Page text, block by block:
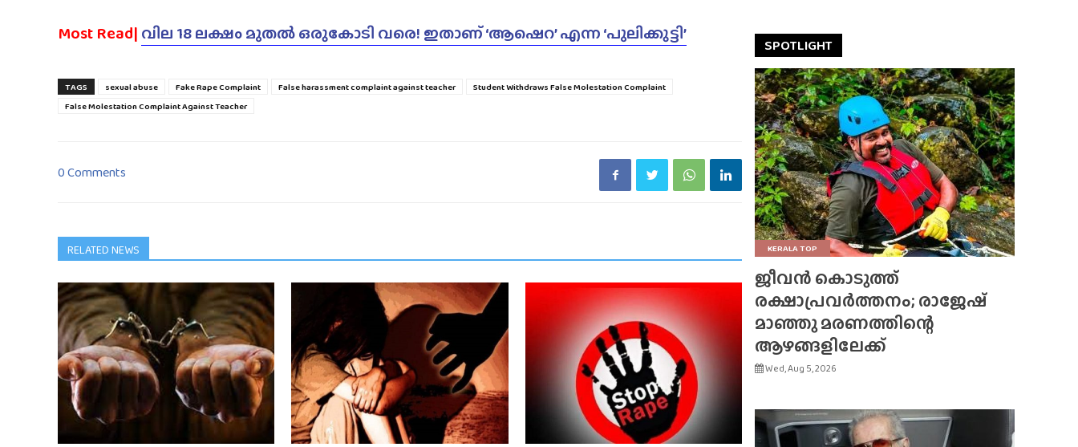
Most Read| വില 18 ലക്ഷം മുതൽ ഒരുകോടി വരെ! ഇതാണ് ‘ആഷെറ’ എന്ന ‘പുലിക്കുട്ടി’
TAGS sexual abuse Fake Rape Complaint False harassment complaint against teacher
Student Withdraws False Molestation Complaint
False Molestation Complaint Against Teacher
0 Comments
RELATED NEWS
SPOTLIGHT
KERALA TOP
ജീവൻ കൊടുത്ത്
രക്ഷാപ്രവർത്തനം; രാജേഷ്
മാഞ്ഞു മരണത്തിന്റെ
ആഴങ്ങളിലേക്ക്
Wed, Aug 5, 2026